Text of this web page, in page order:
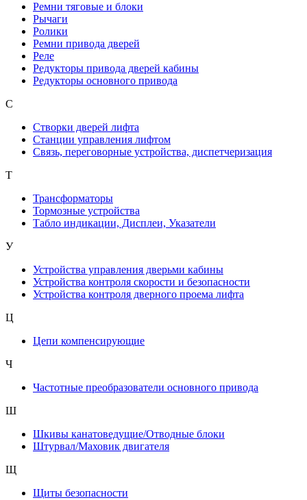
Ремни тяговые и блоки
Рычаги
Ролики
Ремни привода дверей
Реле
Редукторы привода дверей кабины
Редукторы основного привода
С
Створки дверей лифта
Станции управления лифтом
Связь, переговорные устройства, диспетчеризация
Т
Трансформаторы
Тормозные устройства
Табло индикации, Дисплеи, Указатели
У
Устройства управления дверьми кабины
Устройства контроля скорости и безопасности
Устройства контроля дверного проема лифта
Ц
Цепи компенсирующие
Ч
Частотные преобразователи основного привода
Ш
Шкивы канатоведущие/Отводные блоки
Штурвал/Маховик двигателя
Щ
Щиты безопасности